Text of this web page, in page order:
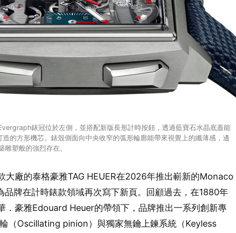
錶冠位於左側，並搭配新版長形計時按鈕，透過藍寶石水晶底蓋能
的方形機芯。錶殼側面向中央收窄的弧形輪廓能帶來視覺上的纖薄感，邊
塑般的強烈存在。
大廠的泰格豪雅TAG HEUER在2026年推出嶄新的Monaco
牌在計時錶款領域再次寫下新頁。回顧過去，在1880年
．豪雅Edouard Heuer的帶領下，品牌推出一系列創新專
（Oscillating pinion）與獨家無鑰上鍊系統（Keyless